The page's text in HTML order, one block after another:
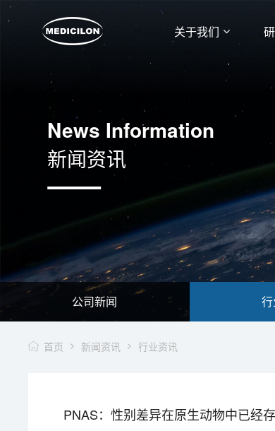
关于我们
News Information
新闻资讯
公司新闻
首页 新闻资讯 行业资讯
PNAS：性别差异在原生动物中已经